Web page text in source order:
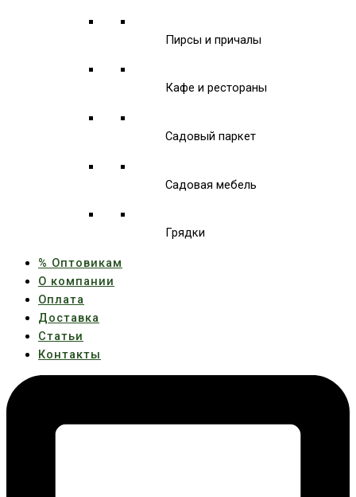
Пирсы и причалы
Кафе и рестораны
Садовый паркет
Садовая мебель
Грядки
% Оптовикам
О компании
Оплата
Доставка
Статьи
Контакты